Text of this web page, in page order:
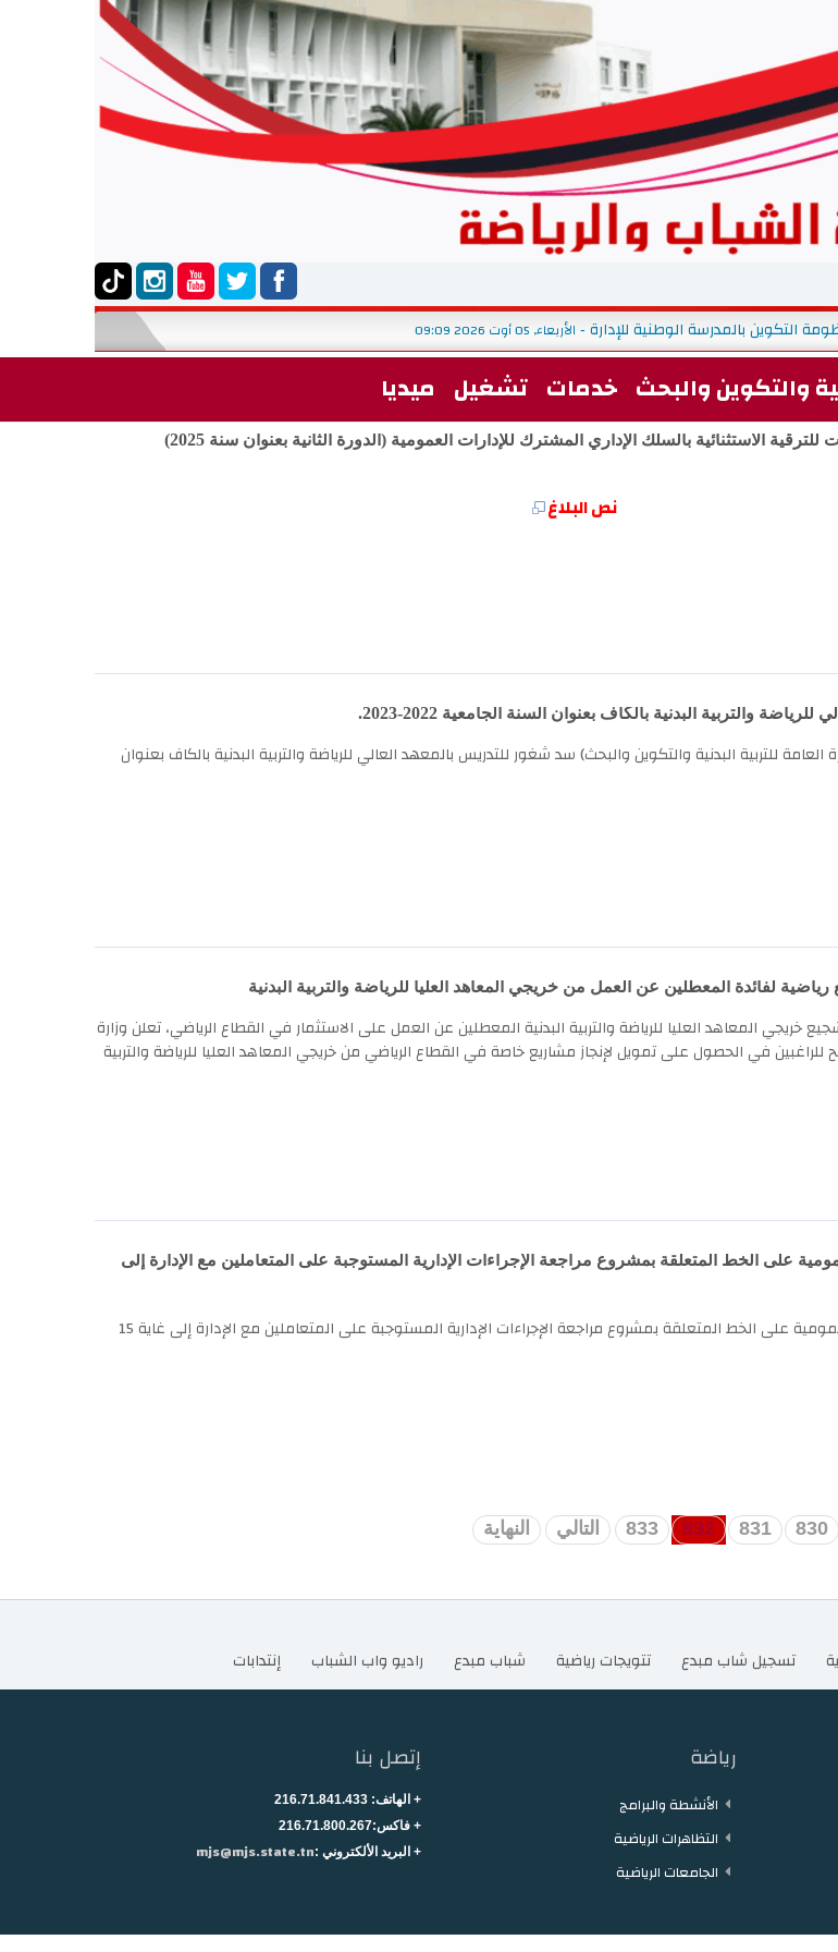
على الخط بخصوص إصلاح منظومة التكوين بالمدرسة الوطنية للإدارة
والتكوين والبحث خدمات تشغيل ميديا
الاستثنائية بالسلك الإداري المشترك للإدارات العمومية (الدورة الثانية بعنوان سنة 2025)
نص البلاغ
والتربية البدنية بالكاف بعنوان السنة الجامعية 2022-2023.
العامة للتربية البدنية والتكوين والبحث) سد شغور للتدريس بالمعهد العالي للرياضة والتربية البدنية بالكاف بعنوان
لفائدة المعطلين عن العمل من خريجي المعاهد العليا للرياضة والتربية البدنية
خريجي المعاهد العليا للرياضة والتربية البدنية المعطلين عن العمل على الاستثمار في القطاع الرياضي، تعلن وزارة
للراغبين في الحصول على تمويل لإنجاز مشاريع خاصة في القطاع الرياضي من خريجي المعاهد العليا للرياضة والتربية
على الخط المتعلقة بمشروع مراجعة الإجراءات الإدارية المستوجبة على المتعاملين مع الإدارة إلى
تم التمديد في آجال الاستشارة العمومية على الخط المتعلقة بمشروع مراجعة الإجراءات الإدارية المستوجبة على المتعاملين مع الإدارة إلى غاية 15
830
831
832
833 التالي النهاية
تسجيل شاب مبدع تتويجات رياضية شباب مبدع راديو واب الشباب إنتدابات
رياضة
الأنشطة والبرامج
التظاهرات الرياضية
الجامعات الرياضية
إتصل بنا
+ الهاتف: 216.71.841.433
+ فاكس:216.71.800.267
+ البريد الألكتروني :mjs@mjs.state.tn